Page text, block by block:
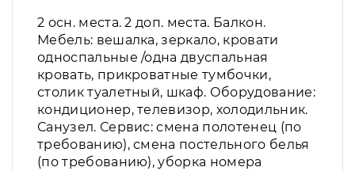
2 осн. места. 2 доп. места. Балкон.
Мебель: вешалка, зеркало, кровати
односпальные /одна двуспальная
кровать, прикроватные тумбочки,
столик туалетный, шкаф. Оборудование:
кондиционер, телевизор, холодильник.
Санузел. Сервис: смена полотенец (по
требованию), смена постельного белья
(по требованию), уборка номера